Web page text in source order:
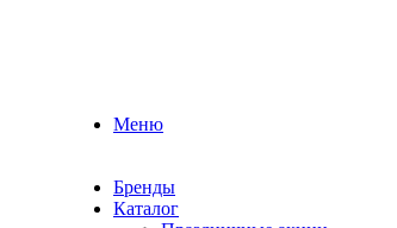
Меню
Бренды
Каталог